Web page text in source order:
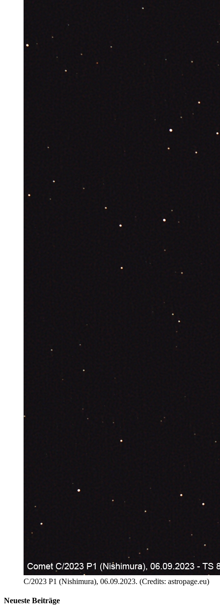
C/2023 P1 (Nishimura), 06.09.2023. (Credits: astropage.eu)
Neueste Beiträge